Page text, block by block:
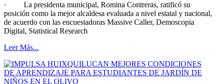
· La presidenta municipal, Romina Contreras, ratificó su
posición como la mejor alcaldesa evaluada a nivel estatal y nacional,
de acuerdo con las encuestadoras Massive Caller, Demoscopia
Digital, Statistical Research
Leer Más...